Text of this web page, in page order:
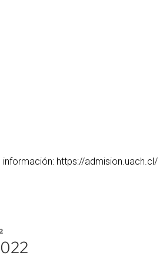
información: https://admision.uach.cl/